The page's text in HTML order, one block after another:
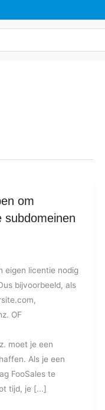
om
subdomeinen
eigen licentie nodig
bijvoorbeeld, als
OF
moet je een
Als je een
FooSales te
tijd, je [...]